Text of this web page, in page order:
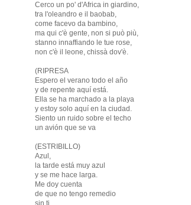
Cerco un po' d'Africa in giardino,
tra l'oleandro e il baobab,
come facevo da bambino,
ma qui c'è gente, non si può più,
stanno innaffiando le tue rose,
non c'è il leone, chissà dov'è.
(RIPRESA
Espero el verano todo el año
y de repente aquí está.
Ella se ha marchado a la playa
y estoy solo aquí en la ciudad.
Siento un ruido sobre el techo
un avión que se va
(ESTRIBILLO)
Azul,
la tarde está muy azul
y se me hace larga.
Me doy cuenta
de que no tengo remedio
sin ti